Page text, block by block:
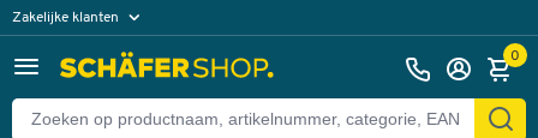
Zakelijke klanten
Particuliere klanten 0
Terug